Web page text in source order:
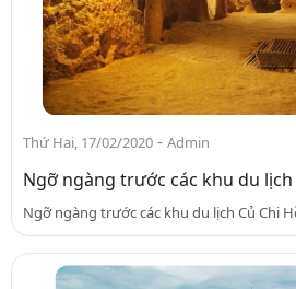
Thứ Hai, 17/02/2020 - Admin
Ngỡ ngàng trước các khu du lịch
Ngỡ ngàng trước các khu du lịch Củ Chi